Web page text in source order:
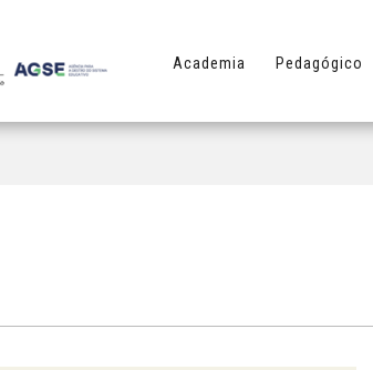
Academia Pedagógico